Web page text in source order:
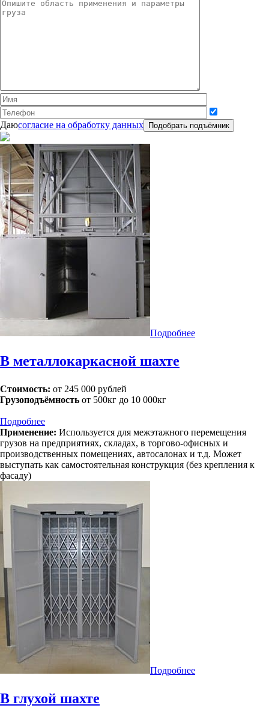
Даюсогласие на обработку данных
Подробнее
В металлокаркасной шахте
Стоимость: от 245 000 рублей
Грузоподъёмность от 500кг до 10 000кг
Подробнее
Применение: Используется для межэтажного перемещения
грузов на предприятиях, складах, в торгово-офисных и
производственных помещениях, автосалонах и т.д. Может
выступать как самостоятельная конструкция (без крепления к
фасаду)
Подробнее
В глухой шахте